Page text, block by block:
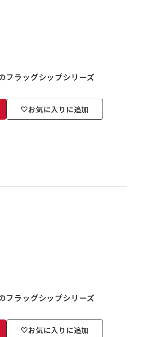
フラッグシップシリーズ
お気に入りに追加
フラッグシップシリーズ
お気に入りに追加